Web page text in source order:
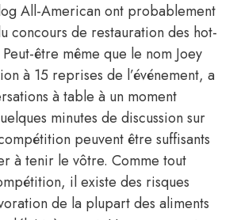
All-American ont probablement
concours de restauration des hot-
être même que le nom Joey
à 15 reprises de l’événement, a
à table à un moment
minutes de discussion sur
peuvent être suffisants
à tenir le vôtre. Comme tout
il existe des risques
de la plupart des aliments